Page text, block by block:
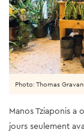
Photo: Thomas
Manos Tziaponis a
jours seulement